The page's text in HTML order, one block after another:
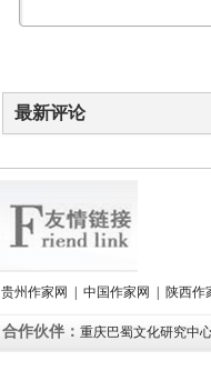
最新评论
贵州作家网 | 中国作家网 | 陕西作
合作伙伴： 重庆巴蜀文化研究中